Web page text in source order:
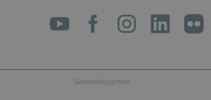
Generální partner